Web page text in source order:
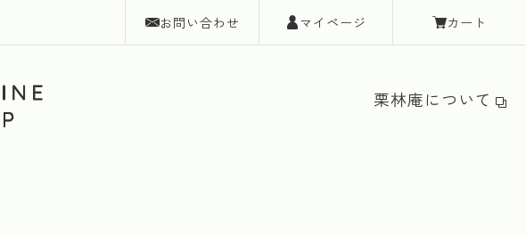
お問い合わせ マイページ カート
栗林庵について